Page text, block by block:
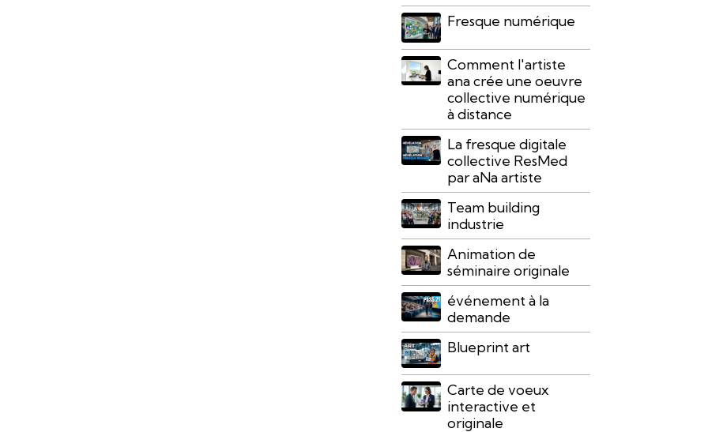
Fresque numérique
Comment l'artiste
ana crée une oeuvre
collective numérique
à distance
La fresque digitale
collective ResMed
par aNa artiste
Team building
industrie
Animation de
séminaire originale
événement à la
demande
Blueprint art
Carte de voeux
interactive et
originale